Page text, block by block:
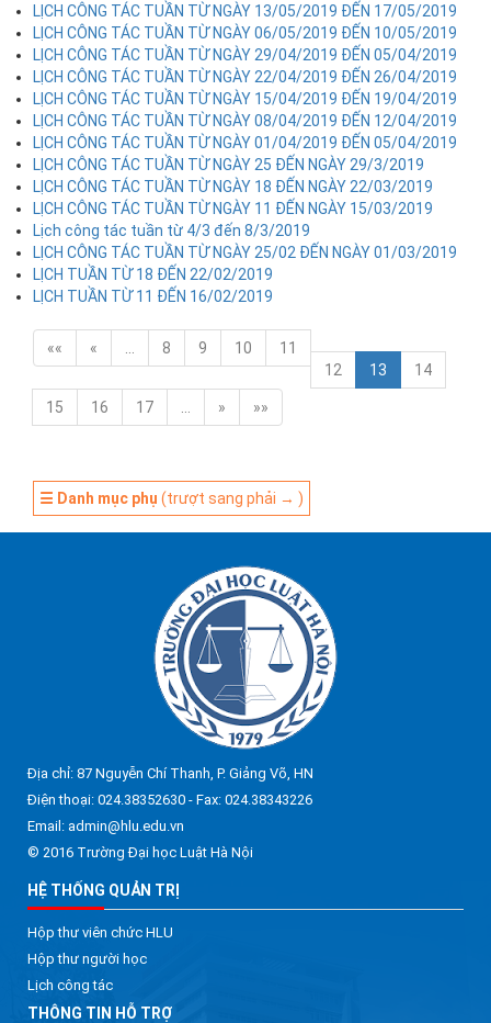
LỊCH CÔNG TÁC TUẦN TỪ NGÀY 13/05/2019 ĐẾN 17/05/2019
LỊCH CÔNG TÁC TUẦN TỪ NGÀY 06/05/2019 ĐẾN 10/05/2019
LỊCH CÔNG TÁC TUẦN TỪ NGÀY 29/04/2019 ĐẾN 05/04/2019
LỊCH CÔNG TÁC TUẦN TỪ NGÀY 22/04/2019 ĐẾN 26/04/2019
LỊCH CÔNG TÁC TUẦN TỪ NGÀY 15/04/2019 ĐẾN 19/04/2019
LỊCH CÔNG TÁC TUẦN TỪ NGÀY 08/04/2019 ĐẾN 12/04/2019
LỊCH CÔNG TÁC TUẦN TỪ NGÀY 01/04/2019 ĐẾN 05/04/2019
LỊCH CÔNG TÁC TUẦN TỪ NGÀY 25 ĐẾN NGÀY 29/3/2019
LỊCH CÔNG TÁC TUẦN TỪ NGÀY 18 ĐẾN NGÀY 22/03/2019
LỊCH CÔNG TÁC TUẦN TỪ NGÀY 11 ĐẾN NGÀY 15/03/2019
Lịch công tác tuần từ 4/3 đến 8/3/2019
LỊCH CÔNG TÁC TUẦN TỪ NGÀY 25/02 ĐẾN NGÀY 01/03/2019
LỊCH TUẦN TỪ 18 ĐẾN 22/02/2019
LỊCH TUẦN TỪ 11 ĐẾN 16/02/2019
«« « 8 9 10
11
12
13 14
15 16 17 » »»
☰ Danh mục phụ (trượt sang phải → )
Địa chỉ: 87 Nguyễn Chí Thanh, P. Giảng Võ, HN
Điện thoại: 024.38352630 - Fax: 024.38343226
Email: admin@hlu.edu.vn
© 2016 Trường Đại học Luật Hà Nội
HỆ THỐNG QUẢN TRỊ
Hộp thư viên chức HLU
Hộp thư người học
Lịch công tác
THÔNG TIN HỖ TRỢ